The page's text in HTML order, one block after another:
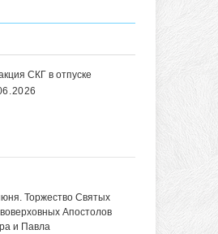
СКГ в отпуске
Торжество Святых
Апостолов
и Павла